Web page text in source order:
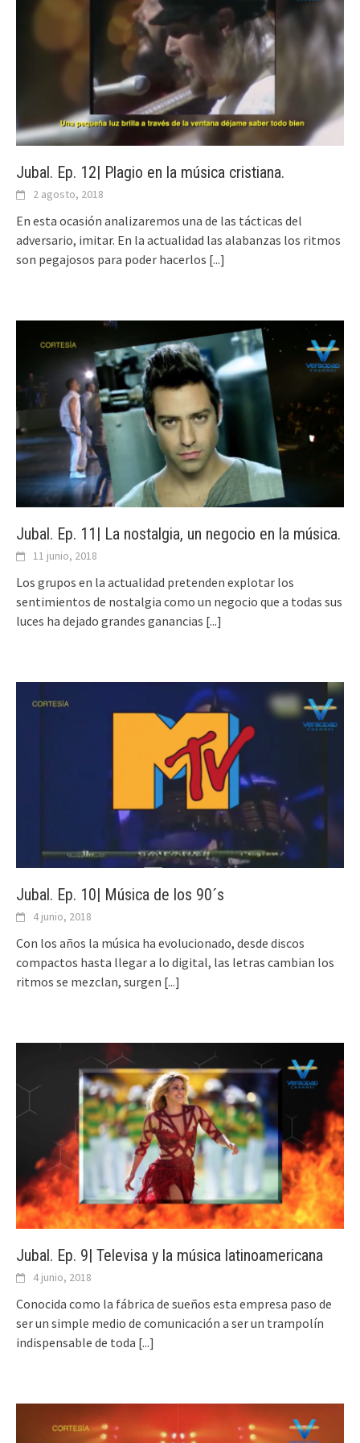
Jubal. Ep. 12| Plagio en la música cristiana.
2 agosto, 2018
En esta ocasión analizaremos una de las tácticas del
adversario, imitar. En la actualidad las alabanzas los ritmos
son pegajosos para poder hacerlos [...]
Jubal. Ep. 11| La nostalgia, un negocio en la música.
11 junio, 2018
Los grupos en la actualidad pretenden explotar los
sentimientos de nostalgia como un negocio que a todas sus
luces ha dejado grandes ganancias [...]
Jubal. Ep. 10| Música de los 90´s
4 junio, 2018
Con los años la música ha evolucionado, desde discos
compactos hasta llegar a lo digital, las letras cambian los
ritmos se mezclan, surgen [...]
Jubal. Ep. 9| Televisa y la música latinoamericana
4 junio, 2018
Conocida como la fábrica de sueños esta empresa paso de
ser un simple medio de comunicación a ser un trampolín
indispensable de toda [...]